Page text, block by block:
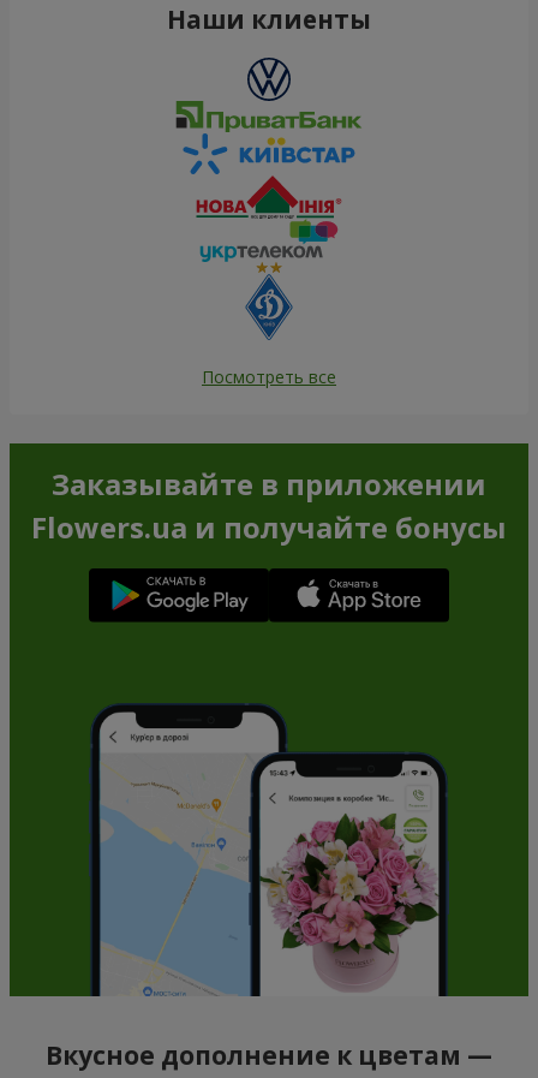
Наши клиенты
Посмотреть все
Заказывайте в приложении
Flowers.ua и получайте бонусы
Вкусное дополнение к цветам —